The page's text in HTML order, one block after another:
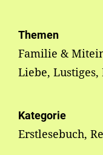
Themen
Familie &
Liebe,
Kategorie
Erstlesebuch,